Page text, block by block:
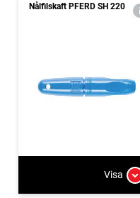
Nålfilskaft PFERD SH 220
Visa